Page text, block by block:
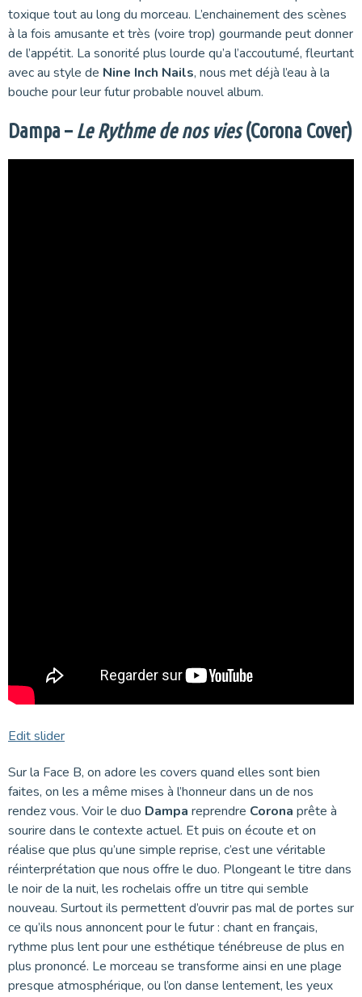
toxique tout au long du morceau. L’enchainement des scènes
à la fois amusante et très (voire trop) gourmande peut donner
de l’appétit. La sonorité plus lourde qu’a l’accoutumé, fleurtant
avec au style de Nine Inch Nails, nous met déjà l’eau à la
bouche pour leur futur probable nouvel album.
Dampa – Le Rythme de nos vies(Corona Cover)
Edit slider
Sur la Face B, on adore les covers quand elles sont bien
faites, on les a même mises à l’honneur dans un de nos
rendez vous. Voir le duo Dampa reprendre Corona prête à
sourire dans le contexte actuel. Et puis on écoute et on
réalise que plus qu’une simple reprise, c’est une véritable
réinterprétation que nous offre le duo. Plongeant le titre dans
le noir de la nuit, les rochelais offre un titre qui semble
nouveau. Surtout ils permettent d’ouvrir pas mal de portes sur
ce qu’ils nous annoncent pour le futur : chant en français,
rythme plus lent pour une esthétique ténébreuse de plus en
plus prononcé. Le morceau se transforme ainsi en une plage
presque atmosphérique, ou l’on danse lentement, les yeux